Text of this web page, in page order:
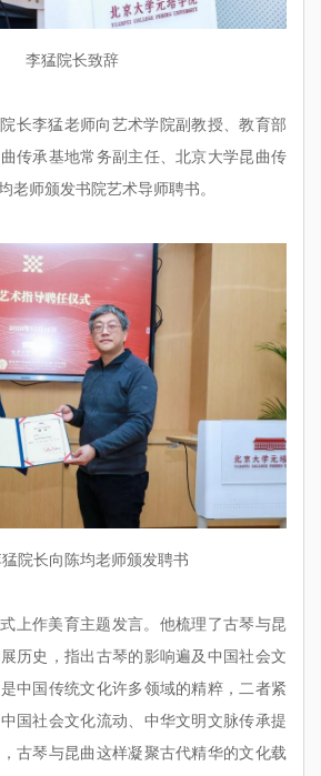
李猛院长致辞
长李猛老师向艺术学院副教授、教育部
传承基地常务副主任、北京大学昆曲传
老师颁发书院艺术导师聘书。
院长向陈均老师颁发聘书
上作美育主题发言。他梳理了古琴与昆
历史， 指出古琴的影响遍及中国社会文
中国传统文化许多领域的精粹，二者紧
国社会文化流动、中华文明文脉传承提
古琴与昆曲这样凝聚古代精华的文化载